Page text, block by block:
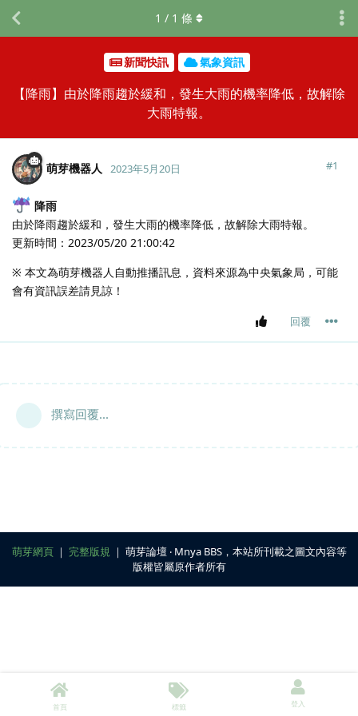
新聞快訊 氣象資訊
【降雨】由於降雨趨於緩和，發生大雨的機率降低，故解除
大雨特報。
1 / 1 條
萌芽機器人 2023年5月20日 #1
降雨
由於降雨趨於緩和，發生大雨的機率降低，故解除大雨特報。
更新時間：2023/05/20 21:00:42
※ 本文為萌芽機器人自動推播訊息，資料來源為中央氣象局，可能
會有資訊誤差請見諒！
回覆
撰寫回覆...
萌芽網頁｜ 完整版規 ｜ 萌芽論壇 ‧ Mnya BBS，本站所刊載之圖文內容等
版權皆屬原作者所有
首頁 標籤 登入